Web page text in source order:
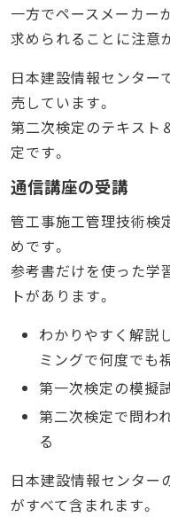
一方でペースメーカー
求められることに注意
日本建設情報センター
売しています。
第二次検定のテキスト
定です。
通信講座の受講
管工事施工管理技術検
めです。
参考書だけを使った学
トがあります。
わかりやすく解説
ミングで何度でも
第一次検定の模擬
第二次検定で問わ
る
日本建設情報センター
がすべて含まれます。